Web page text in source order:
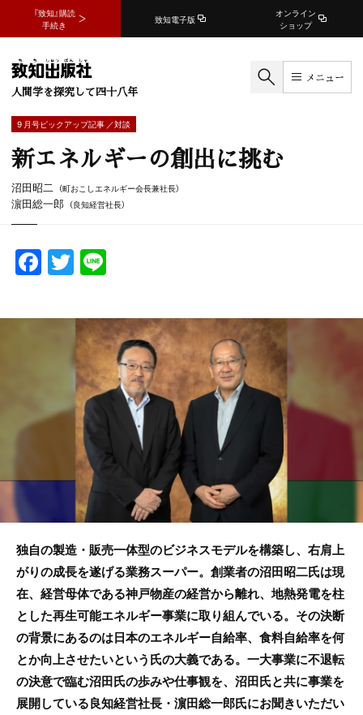
『致知』購読
手続き
致知電子版
オンライン
ショップ
人間学を探究して四十八年
メニュー
9 月号ピックアップ記事 ／対談
新エネルギーの創出に挑む
沼田昭二 （町おこしエネルギー会長兼社長）
濵田総一郎 （良知経営社長）
F
a
c
o
T
w
itt
er
e
独自の製造・販売一体型のビジネスモデルを構築し、右肩上
がりの成長を遂げる業務スーパー。創業者の沼田昭二氏は現
在、経営母体である神戸物産の経営から離れ、地熱発電を柱
とした再生可能エネルギー事業に取り組んでいる。その決断
の背景にあるのは日本のエネルギー自給率、食料自給率を何
とか向上させたいという氏の大義である。一大事業に不退転
の決意で臨む沼田氏の歩みや仕事観を、沼田氏と共に事業を
展開している良知経営社長・濵田総一郎氏にお聞きいただい